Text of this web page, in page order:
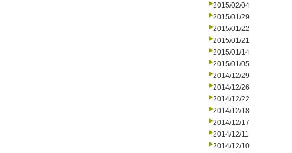
2015/02/04
2015/01/29
2015/01/22
2015/01/21
2015/01/14
2015/01/05
2014/12/29
2014/12/26
2014/12/22
2014/12/18
2014/12/17
2014/12/11
2014/12/10